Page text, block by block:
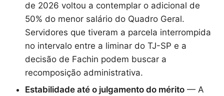
de 2026 voltou a contemplar o adicional de
50% do menor salário do Quadro Geral.
Servidores que tiveram a parcela interrompida
no intervalo entre a liminar do TJ-SP e a
decisão de Fachin podem buscar a
recomposição administrativa.
Estabilidade até o julgamento do mérito— A